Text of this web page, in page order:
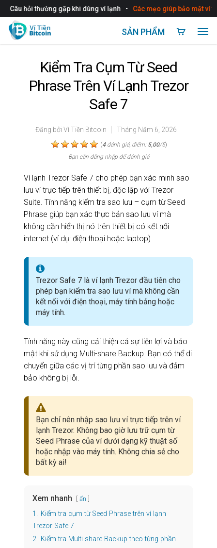
Câu hỏi thường gặp khi dùng ví lạnh • Các mẹo giúp bảo mật ví
SẢN PHẨM
Kiểm Tra Cụm Từ Seed
Phrase Trên Ví Lạnh Trezor
Safe 7
Đăng bởi Ví Tiền Bitcoin Tháng Năm 6, 2026
(4đánh giá, điểm: 5,00/5)
Bạn cần đăng nhập để đánh giá
Ví lạnh Trezor Safe 7 cho phép bạn xác minh sao
lưu ví trực tiếp trên thiết bị, độc lập với Trezor
Suite. Tính năng kiểm tra sao lưu – cụm từ Seed
Phrase giúp bạn xác thực bản sao lưu ví mà
không cần hiển thị nó trên thiết bị có kết nối
internet (ví dụ: điện thoại hoặc laptop).
Trezor Safe 7 là ví lạnh Trezor đầu tiên cho
phép bạn kiểm tra sao lưu ví mà không cần
kết nối với điện thoại, máy tính bảng hoặc
máy tính.
Tính năng này cũng cải thiện cả sự tiện lợi và bảo
mật khi sử dụng Multi-share Backup. Bạn có thể di
chuyển giữa các vị trí từng phần sao lưu và đảm
bảo không bị lỗi.
Bạn chỉ nên nhập sao lưu ví trực tiếp trên ví
lạnh Trezor. Không bao giờ lưu trữ cụm từ
Seed Phrase của ví dưới dạng kỹ thuật số
hoặc nhập vào máy tính. Không chia sẻ cho
bất kỳ ai!
Xem nhanh ẩn
1. Kiểm tra cụm từ Seed Phrase trên ví lạnh
Trezor Safe 7
2. Kiểm tra Multi-share Backup theo từng phần